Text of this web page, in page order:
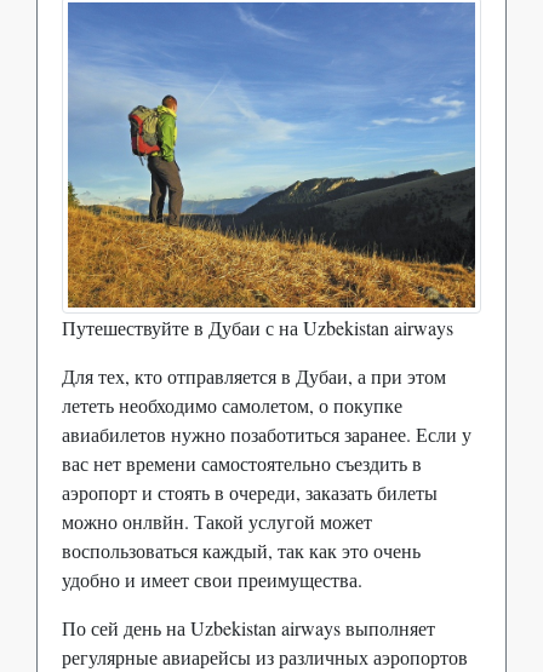
Путешествуйте в Дубаи с на Uzbekistan airways
Для тех, кто отправляется в Дубаи, а при этом
лететь необходимо самолетом, о покупке
авиабилетов нужно позаботиться заранее. Если у
вас нет времени самостоятельно съездить в
аэропорт и стоять в очереди, заказать билеты
можно онлвйн. Такой услугой может
воспользоваться каждый, так как это очень
удобно и имеет свои преимущества.
По сей день на Uzbekistan airways выполняет
регулярные авиарейсы из различных аэропортов